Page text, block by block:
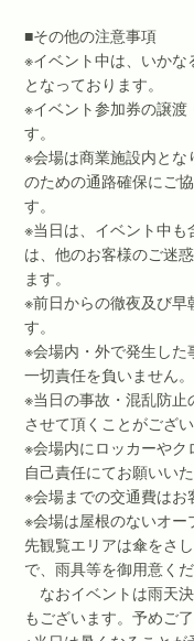
■その他の注意事項
※イベント中は、いか
となっております。
※イベント参加券の譲渡
す。
※会場は商業施設内と
のための通路確保にご
す。
※当日は、イベント中
は、他のお客様のご迷
ます。
※前日からの徹夜及び早
す。
※会場内・外で発生し
一切責任を負いません。
※当日の事故・混乱防
させて頂くことがござい
※会場内にロッカーや
自己責任にてお願いいた
※会場までの交通費はお
※会場は屋根のないオ
先観覧エリアは傘をさ
で、雨具等を御用意くだ
なおイベントは雨天
もございます。予めご了